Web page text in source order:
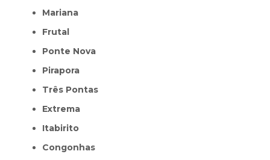
Mariana
Frutal
Ponte Nova
Pirapora
Três Pontas
Extrema
Itabirito
Congonhas